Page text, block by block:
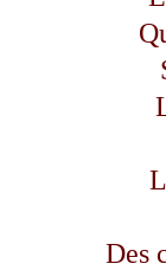
Des